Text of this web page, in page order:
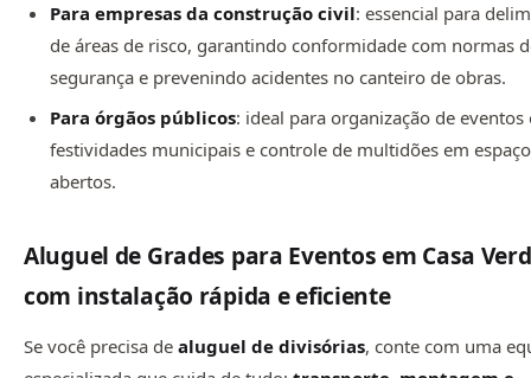
Para empresas da construção civil: essencial para
de áreas de risco, garantindo conformidade com normas
segurança e prevenindo acidentes no canteiro de obras.
Para órgãos públicos: ideal para organização de eventos
festividades municipais e controle de multidões em
abertos.
Aluguel de Grades para Eventos em Casa
com instalação rápida e eficiente
Se você precisa de aluguel de divisórias, conte com uma